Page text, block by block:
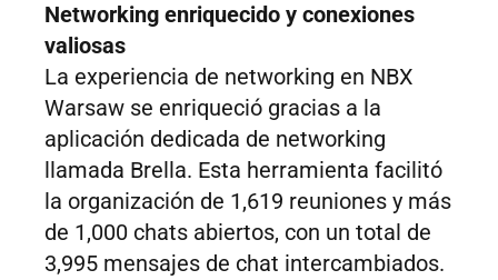
Networking enriquecido y conexiones
valiosas
La experiencia de networking en NBX
Warsaw se enriqueció gracias a la
aplicación dedicada de networking
llamada Brella. Esta herramienta facilitó
la organización de 1,619 reuniones y más
de 1,000 chats abiertos, con un total de
3,995 mensajes de chat intercambiados.